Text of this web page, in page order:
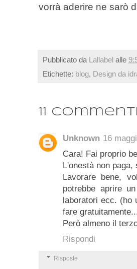
vorrà aderire ne sarò
Pubblicato da Lallabel alle
Etichette: blog, Design da
11
Unknown 16
Cara! Fai proprio
L'onestà non
Lavorare bene,
potrebbe aprire
laboratori ecc. (ho
fare
Però almeno il
Rispondi
Risposte